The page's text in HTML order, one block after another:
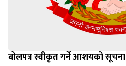
बोलपत्र स्वीकृत गर्ने आशयको सूचना